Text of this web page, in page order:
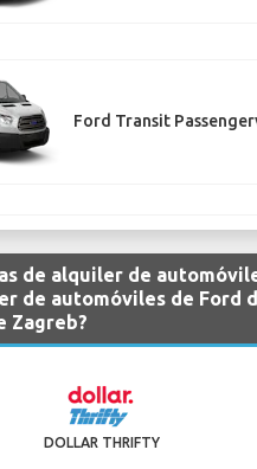
Ford Transit
de alquiler de
de automóviles de Ford
Zagreb?
DOLLAR THRIFTY